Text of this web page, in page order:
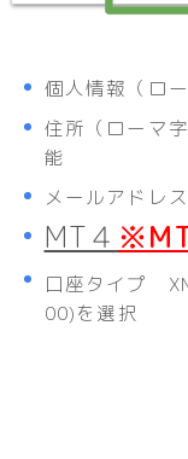
個人情報（ロー
住所（ローマ
能
メールアドレス
MT４
口座タイプ
00)を選択